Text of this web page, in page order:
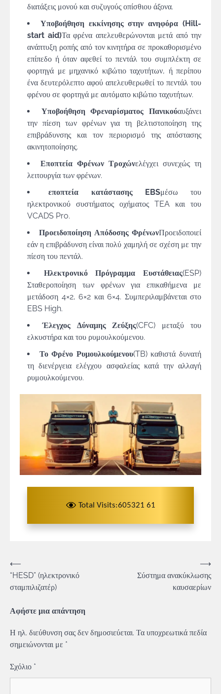
διατάξεις μονού και συζυγούς οπίσθιου άξονα.
Υποβοήθηση εκκίνησης στην ανηφόρα (Hill-
start aid)Τα φρένα απελευθερώνονται μετά από την
ανάπτυξη ροπής από τον κινητήρα σε προκαθορισμένο
επίπεδο ή όταν αφεθεί το πεντάλ του συμπλέκτη σε
φορτηγά με μηχανικό κιβώτιο ταχυτήτων, ή περίπου
ένα δευτερόλεπτο αφού απελευθερωθεί το πεντάλ του
φρένου σε φορτηγά με αυτόματο κιβώτιο ταχυτήτων.
Υποβοήθηση Φρεναρίσματος Πανικούαυξάνει
την πίεση των φρένων για τη βελτιστοποίηση της
επιβράδυνσης και τον περιορισμό της απόστασης
ακινητοποίησης.
Εποπτεία Φρένων Τροχώνελέγχει συνεχώς τη
λειτουργία των φρένων.
εποπτεία κατάστασης EBSμέσω του
ηλεκτρονικού συστήματος οχήματος TEA και του
VCADS Pro.
Προειδοποίηση Απόδοσης ΦρένωνΠροειδοποιεί
εάν η επιβράδυνση είναι πολύ χαμηλή σε σχέση με την
πίεση του πεντάλ.
Ηλεκτρονικό Πρόγραμμα Ευστάθειας(ESP)
Σταθεροποίηση των φρένων για επικαθήμενα με
μετάδοση 4×2, 6×2 και 6×4. Συμπεριλαμβάνεται στο
EBS High.
Έλεγχος Δύναμης Ζεύξης(CFC) μεταξύ του
ελκυστήρα και του ρυμουλκούμενου.
Το Φρένο Ρυμουλκούμενου(TB) καθιστά δυνατή
τη διενέργεια ελέγχου ασφαλείας κατά την αλλαγή
ρυμουλκούμενου.
Total Visits:605321 61
Πλοήγηση
άρθρων
⟵
“HESD” (ηλεκτρονικό
σταμπιλιζατέρ)
Σύστημα ανακύκλωσης
καυσαερίων
⟶
Αφήστε μια απάντηση
Η ηλ. διεύθυνση σας δεν δημοσιεύεται. Τα υποχρεωτικά πεδία
σημειώνονται με *
Σχόλιο *